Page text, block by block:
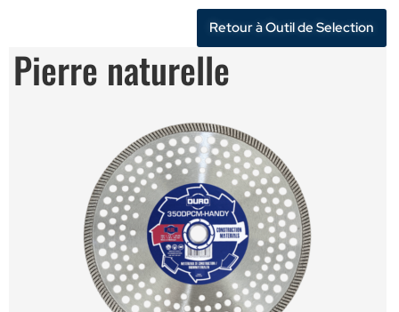
Retour à Outil de Selection
Pierre naturelle